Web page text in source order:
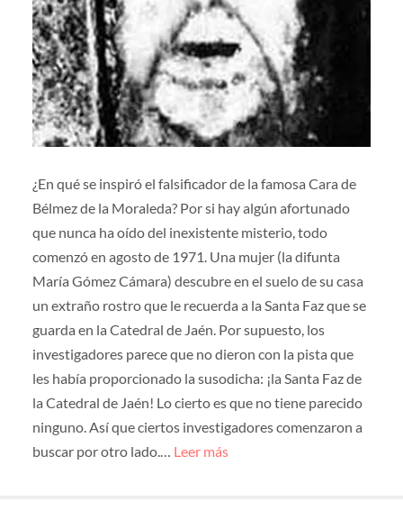
¿En qué se inspiró el falsificador de la famosa Cara de
Bélmez de la Moraleda? Por si hay algún afortunado
que nunca ha oído del inexistente misterio, todo
comenzó en agosto de 1971. Una mujer (la difunta
María Gómez Cámara) descubre en el suelo de su casa
un extraño rostro que le recuerda a la Santa Faz que se
guarda en la Catedral de Jaén. Por supuesto, los
investigadores parece que no dieron con la pista que
les había proporcionado la susodicha: ¡la Santa Faz de
la Catedral de Jaén! Lo cierto es que no tiene parecido
ninguno. Así que ciertos investigadores comenzaron a
buscar por otro lado.… Leer más